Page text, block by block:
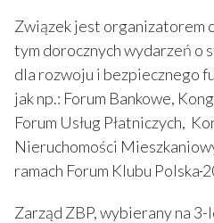
Związek jest organizatorem
tym dorocznych wydarzeń o
dla rozwoju i bezpiecznego
jak np.: Forum Bankowe,
Forum Usług Płatniczych,
Nieruchomości
ramach Forum Klubu Polska
Zarząd ZBP, wybierany na